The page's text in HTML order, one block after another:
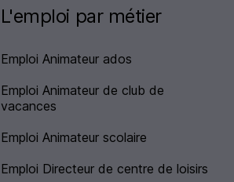
L'emploi par métier
Emploi Animateur ados
Emploi Animateur de club de
vacances
Emploi Animateur scolaire
Emploi Directeur de centre de loisirs